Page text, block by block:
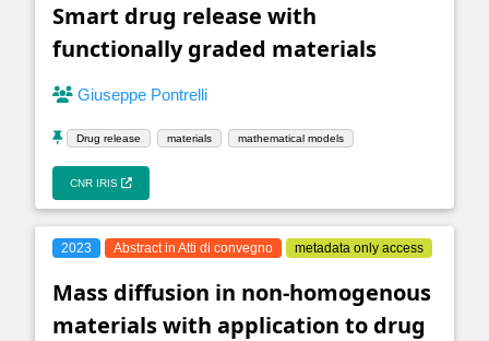
Smart drug release with
functionally graded materials
Giuseppe Pontrelli
Drug release materials mathematical models
CNR IRIS
2023 Abstract in Atti di convegno metadata only access
Mass diffusion in non-homogenous
materials with application to drug